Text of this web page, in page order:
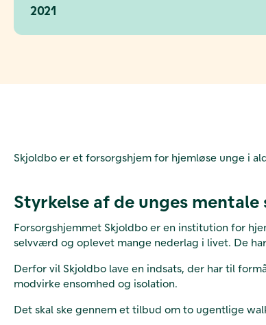
2021
Skjoldbo er et forsorgshjem for hjemløse unge i
Styrkelse af de unges mentale
Forsorgshjemmet Skjoldbo er en institution for
selvværd og oplevet mange nederlag i livet. De
Derfor vil Skjoldbo lave en indsats, der har til
modvirke ensomhed og isolation.
Det skal ske gennem et tilbud om to ugentlige